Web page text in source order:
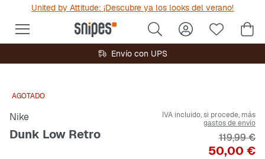
United by Attitude: ¡Descubre ya los looks del verano!
Envío con UPS
AGOTADO
Nike
Dunk Low Retro
IVA incluido, si procede, más
gastos de envío
Precio
50,00 €
Precio
119,99 €